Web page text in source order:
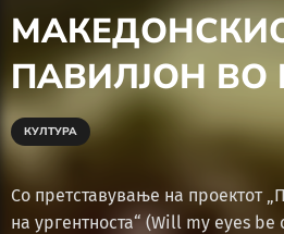
ПАВИЛЈОН ВО
КУЛТУРА
Со претставување на проектот
на ургентноста“ (Will my eyes